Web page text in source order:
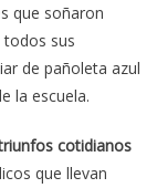
que soñaron
sus
de pañoleta azul
la escuela.
cotidianos
que llevan